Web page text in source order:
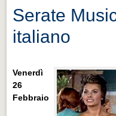
Serate
italiano
Venerdì
26
Febbraio